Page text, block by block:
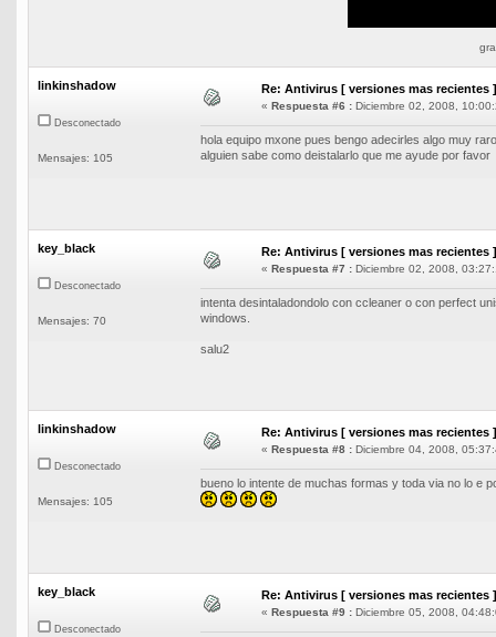
linkinshadow
Desconectado
Mensajes: 105
Re: Antivirus [ versiones mas recientes ]
« Respuesta #6 : Diciembre 02, 2008,
hola equipo mxone pues bengo adecirles algo muy
alguien sabe como deistalarlo que me ayude por favor
key_black
Desconectado
Mensajes: 70
Re: Antivirus [ versiones mas recientes ]
« Respuesta #7 : Diciembre 02, 2008,
intenta desintaladondolo con ccleaner o con perfect
windows.
salu2
linkinshadow
Desconectado
Mensajes: 105
Re: Antivirus [ versiones mas recientes ]
« Respuesta #8 : Diciembre 04, 2008,
bueno lo intente de muchas formas y toda via no lo e
key_black
Desconectado
Re: Antivirus [ versiones mas recientes ]
« Respuesta #9 : Diciembre 05, 2008,